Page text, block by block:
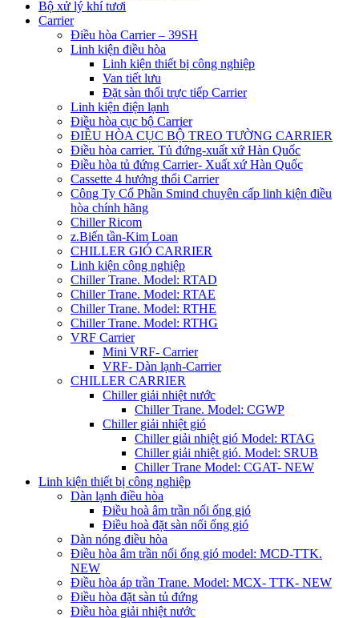
Bộ xử lý khí tươi
Carrier
Điều hòa Carrier – 39SH
Linh kiện điều hòa
Linh kiện thiết bị công nghiệp
Van tiết lưu
Đặt sàn thổi trực tiếp Carrier
Linh kiện điện lạnh
Điều hòa cục bộ Carrier
ĐIỀU HÒA CỤC BỘ TREO TƯỜNG CARRIER
Điều hòa carrier. Tủ đứng-xuất xứ Hàn Quốc
Điều hòa tủ đứng Carrier- Xuất xứ Hàn Quốc
Cassette 4 hướng thổi Carrier
Công Ty Cổ Phần Smind chuyên cấp linh kiện điều
hòa chính hãng
Chiller Ricom
z.Biến tần-Kim Loan
CHILLER GIÓ CARRIER
Linh kiện công nghiệp
Chiller Trane. Model: RTAD
Chiller Trane. Model: RTAE
Chiller Trane. Model: RTHE
Chiller Trane. Model: RTHG
VRF Carrier
Mini VRF- Carrier
VRF- Dàn lạnh-Carrier
CHILLER CARRIER
Chiller giải nhiệt nước
Chiller Trane. Model: CGWP
Chiller giải nhiệt gió
Chiller giải nhiệt gió Model: RTAG
Chiller giải nhiệt gió. Model: SRUB
Chiller Trane Model: CGAT- NEW
Linh kiện thiết bị công nghiệp
Dàn lạnh điều hòa
Điều hoà âm trần nối ống gió
Điều hoà đặt sàn nối ống gió
Dàn nóng điều hòa
Điều hòa âm trần nối ống gió model: MCD-TTK.
NEW
Điều hòa áp trần Trane. Model: MCX- TTK- NEW
Điều hòa đặt sàn tủ đứng
Điều hòa giải nhiệt nước